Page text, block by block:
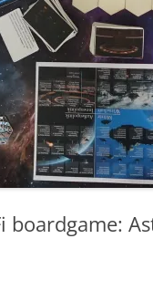
boardgame: